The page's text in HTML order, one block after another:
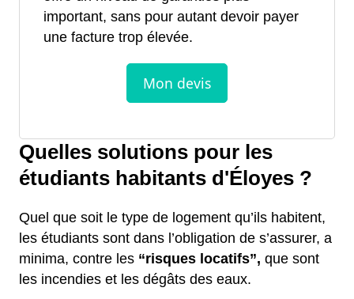
important, sans pour autant devoir payer
une facture trop élevée.
Quelles solutions pour les
étudiants habitants d'Éloyes ?
Quel que soit le type de logement qu’ils habitent,
les étudiants sont dans l’obligation de s’assurer, a
minima, contre les “risques locatifs”, que sont
les incendies et les dégâts des eaux.